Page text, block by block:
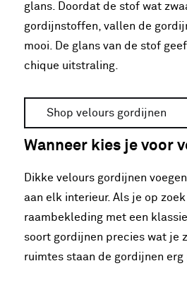
glans. Doordat de stof wat
gordijnstoffen, vallen de
mooi. De glans van de stof
chique uitstraling.
Shop velours gordijnen
Wanneer kies je voor
Dikke velours gordijnen
aan elk interieur. Als je op
raambekleding met een
soort gordijnen precies wat je
ruimtes staan de gordijnen erg